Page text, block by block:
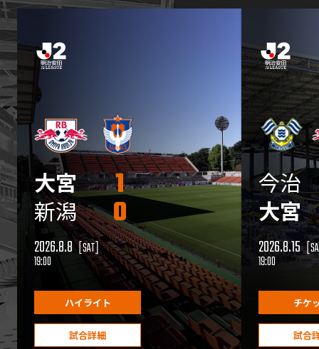
大宮 1
新潟 0
2026.8.8[SAT]
19:00
ハイライト
試合詳細
今治
大宮
2026.8.15
19:00
チケ
試合